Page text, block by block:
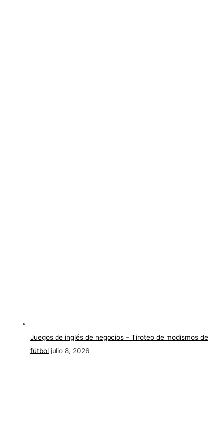
Juegos de inglés de negocios – Tiroteo de modismos de
fútbol julio 8, 2026